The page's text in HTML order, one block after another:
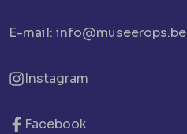
E-mail: info@museerops.be
Instagram
Facebook